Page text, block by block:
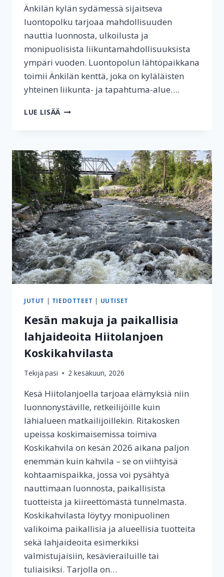
Änkilän kylän sydämessä sijaitseva
luontopolku tarjoaa mahdollisuuden
nauttia luonnosta, ulkoilusta ja
monipuolisista liikuntamahdollisuuksista
ympäri vuoden. Luontopolun lähtöpaikkana
toimii Änkilän kenttä, joka on kyläläisten
yhteinen liikunta- ja tapahtuma-alue….
LUE LISÄÄ ÄNKILÄN
VANHA
KOULUN
KENTTÄ
YMPÄRISTÖINEEN
JUTUT | TIEDOTTEET | UUTISET
Kesän makuja ja paikallisia
lahjaideoita Hiitolanjoen
Koskikahvilasta
Tekijä pasi 2 kesäkuun, 2026
Kesä Hiitolanjoella tarjoaa elämyksiä niin
luonnonystäville, retkeilijöille kuin
lähialueen matkailijoillekin. Ritakosken
upeissa koskimaisemissa toimiva
Koskikahvila on kesän 2026 aikana paljon
enemmän kuin kahvila – se on viihtyisä
kohtaamispaikka, jossa voi pysähtyä
nauttimaan luonnosta, paikallisista
tuotteista ja kiireettömästä tunnelmasta.
Koskikahvilasta löytyy monipuolinen
valikoima paikallisia ja alueellisia tuotteita
sekä lahjaideoita esimerkiksi
valmistujaisiin, kesävierailuille tai
tuliaisiksi. Tarjolla on…